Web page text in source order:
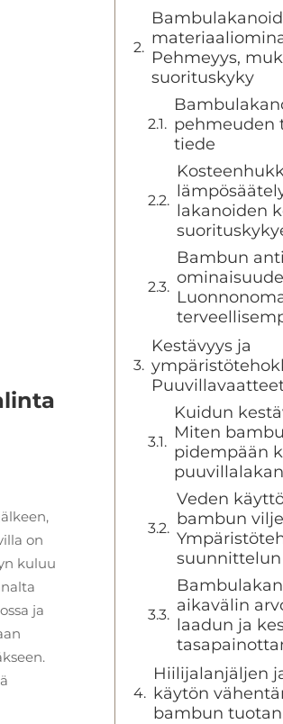
on
kuluu
ja
Pehmeyys,
suorituskyky
pehmeuden
tiede
lakanoiden
Bambun
Kestävyys ja
Kuidun
Miten
pidempään
Veden
bambun
suunnittelun
aikavälin
laadun ja
Hiilijalanjäljen
käytön
bambun